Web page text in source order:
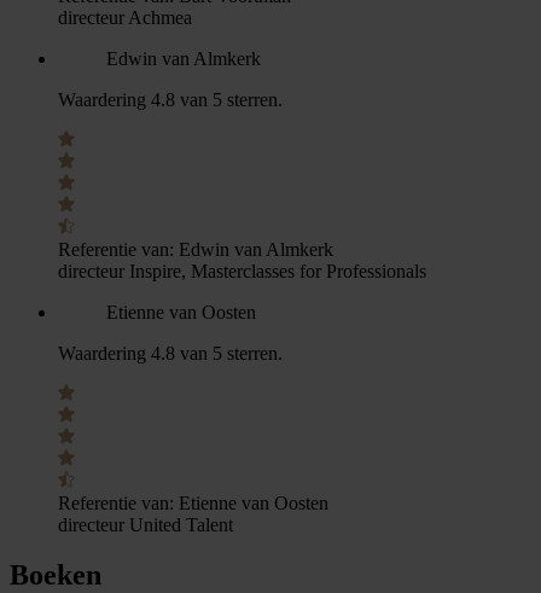
directeur Achmea
Edwin van Almkerk
Waardering 4.8 van 5 sterren.
Referentie van: Edwin van Almkerk
directeur Inspire, Masterclasses for Professionals
Etienne van Oosten
Waardering 4.8 van 5 sterren.
Referentie van: Etienne van Oosten
directeur United Talent
Boeken